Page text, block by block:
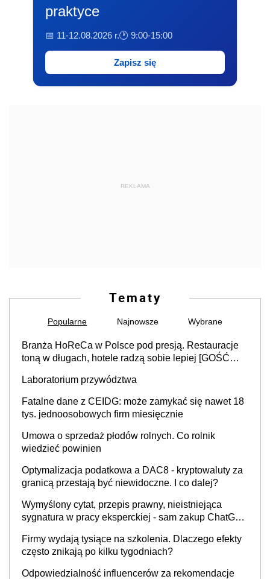
praktyce
📅 11-12.08.2026 r.🕐 9:00-15:00
Zapisz się
REKLAMA
Tematy
Popularne Najnowsze Wybrane
Branża HoReCa w Polsce pod presją. Restauracje
toną w długach, hotele radzą sobie lepiej [GOŚĆ
Laboratorium przywództwa
Fatalne dane z CEIDG: może zamykać się nawet 18
tys. jednoosobowych firm miesięcznie
Umowa o sprzedaż płodów rolnych. Co rolnik
wiedzieć powinien
Optymalizacja podatkowa a DAC8 - kryptowaluty za
granicą przestają być niewidoczne. I co dalej?
Wymyślony cytat, przepis prawny, nieistniejąca
sygnatura w pracy eksperckiej - sam zakup ChatGPT
Firmy wydają tysiące na szkolenia. Dlaczego efekty
często znikają po kilku tygodniach?
Odpowiedzialność influencerów za rekomendacje